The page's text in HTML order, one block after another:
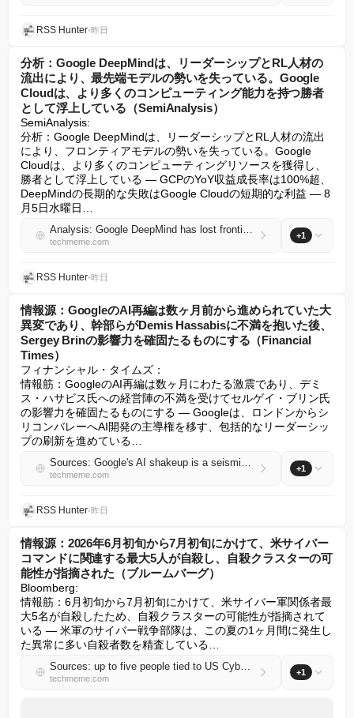
RSS Hunter•昨日
分析：Google DeepMindは、リーダーシップとRL人材の
流出により、最先端モデルの勢いを失っている。Google
Cloudは、より多くのコンピューティング能力を持つ勝者
として浮上している（SemiAnalysis）
SemiAnalysis:
分析：Google DeepMindは、リーダーシップとRL人材の流出
により、フロンティアモデルの勢いを失っている。Google
Cloudは、より多くのコンピューティングリソースを獲得し、
勝者として浮上している — GCPのYoY収益成長率は100%超、
DeepMindの長期的な失敗はGoogle Cloudの短期的な利益 — 8
月5日水曜日…
Analysis: Google DeepMind has lost frontier-model momentum amid leadership and RL talent departures, with Google Cloud emerging as a winner with more compute (SemiAnalysis)
techmeme.com
+1
RSS Hunter•昨日
情報源：GoogleのAI再編は数ヶ月前から進められていた大
異変であり、幹部らがDemis Hassabisに不満を抱いた後、
Sergey Brinの影響力を確固たるものにする（Financial
Times）
フィナンシャル・タイムズ：
情報筋：GoogleのAI再編は数ヶ月にわたる激震であり、デミ
ス・ハサビス氏への経営陣の不満を受けてセルゲイ・ブリン氏
の影響力を確固たるものにする — Googleは、ロンドンからシ
リコンバレーへAI開発の主導権を移す、包括的なリーダーシッ
プの刷新を進めている…
Sources: Google's AI shakeup is a seismic shift in the works for months and cements Sergey Brin's influence, after execs became frustrated with Demis Hassabis (Financial Times)
techmeme.com
+1
RSS Hunter•昨日
情報源：2026年6月初旬から7月初旬にかけて、米サイバー
コマンドに関連する最大5人が自殺し、自殺クラスターの可
能性が指摘された（ブルームバーグ）
Bloomberg:
情報筋：6月初旬から7月初旬にかけて、米サイバー軍関係者最
大5名が自殺したため、自殺クラスターの可能性が指摘されて
いる — 米軍のサイバー戦争部隊は、この夏の1ヶ月間に発生し
た異常に多い自殺者数を精査している…
Sources: up to five people tied to US Cyber Command died by suicide from early June to early July 2026, prompting it to flag a potential suicide cluster (Bloomberg)
techmeme.com
+1